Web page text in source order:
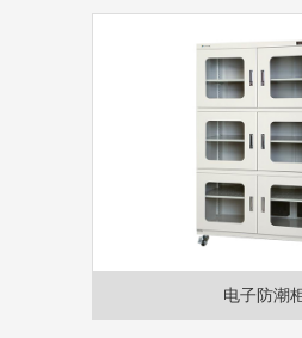
电子防潮